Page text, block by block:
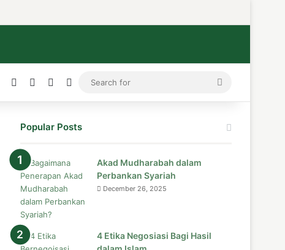
InstagramMediumTelegram
TikTokWhatsApp
Search
for
Popular Posts
Akad Mudharabah dalam
Perbankan Syariah
December 26, 2025
4 Etika Negosiasi Bagi Hasil